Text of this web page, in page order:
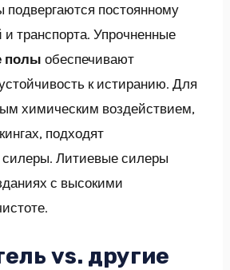
подвергаются постоянному
транспорта. Упрочненные
полы обеспечивают
к истиранию. Для
химическим воздействием,
подходят
Литиевые силеры
с высокими
vs. другие